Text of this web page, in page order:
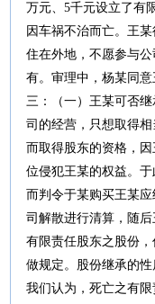
万元、5千元设立了有
因车祸不治而亡。王
住在外地，不愿参与
有。审理中，杨某同
三：（一）王某可否
司的经营，只想取得
而取得股东的资格，
位侵犯王某的权益。
而判令于某购买王某
司解散进行清算，随
有限责任股东之股份
做规定。股份继承的
我们认为，死亡之有